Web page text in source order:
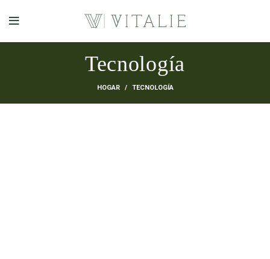
Tecnología
HOGAR TECNOLOGÍA